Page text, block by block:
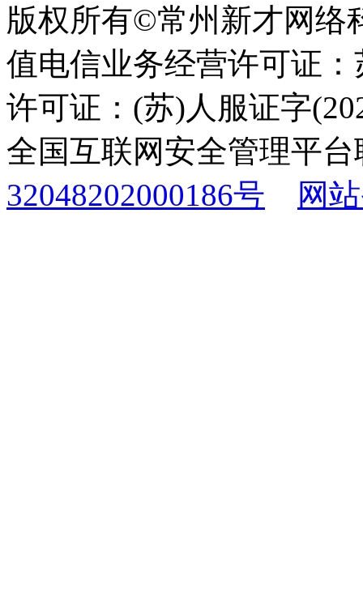
版权所有©常州新才网络
值电信业务经营许可证
许可证：(苏)人服证字
全国互联网安全管理平
32048202000186号
网